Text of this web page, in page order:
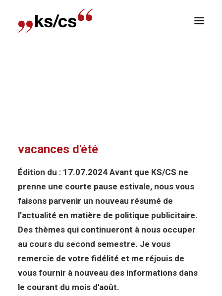
vacances d'été
Édition du : 17.07.2024 Avant que KS/CS ne
prenne une courte pause estivale, nous vous
faisons parvenir un nouveau résumé de
l’actualité en matière de politique publicitaire.
Des thèmes qui continueront à nous occuper
au cours du second semestre. Je vous
remercie de votre fidélité et me réjouis de
vous fournir à nouveau des informations dans
le courant du mois d'août.